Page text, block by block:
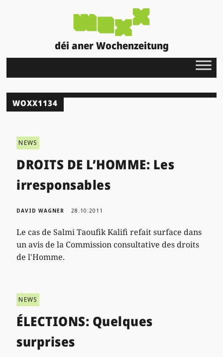
déi aner Wochenzeitung
WOXX1134
NEWS
DROITS DE L’HOMME: Les
irresponsables
DAVID WAGNER 28.10.2011
Le cas de Salmi Taoufik Kalifi refait surface dans
un avis de la Commission consultative des droits
de l'Homme.
NEWS
ÉLECTIONS: Quelques
surprises